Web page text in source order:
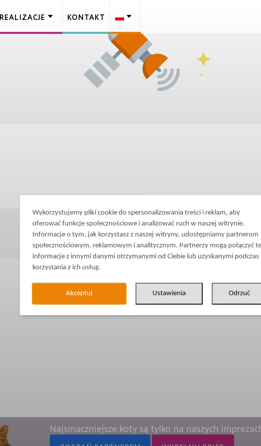
Najsmaczniejsze koty są tylko na naszych
REALIZACJE KONTAKT
Wykorzystujemy pliki cookie do spersonalizowania treści i reklam, aby
oferować funkcje społecznościowe i analizować ruch w naszej witrynie.
Informacje o tym, jak korzystasz z naszej witryny, udostępniamy partnerom
społecznościowym, reklamowym i analitycznym. Partnerzy mogą połączyć te
informacje z innymi danymi otrzymanymi od Ciebie lub uzyskanymi podczas
korzystania z ich usług.
Akceptuj Ustawienia Odrzuć